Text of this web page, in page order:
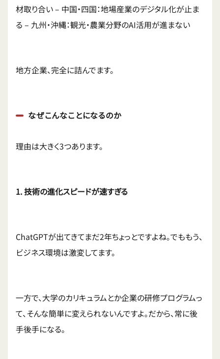
材取り合い – 中国・四国：地場産業のデジタル化が止ま
る – 九州・沖縄：観光・農業分野のAI活用が進まない
地方企業、完全に詰んでます。
なぜこんなことになるのか
理由は大きく3つあります。
1. 技術の進化スピードが速すぎる
ChatGPTが出てきてまだ2年ちょっとですよね。でももう、
ビジネス環境は激変してます。
一方で、大学のカリキュラムとか企業の研修プログラムっ
て、そんな簡単に変えられないんですよ。だから、常に後
手後手になる。